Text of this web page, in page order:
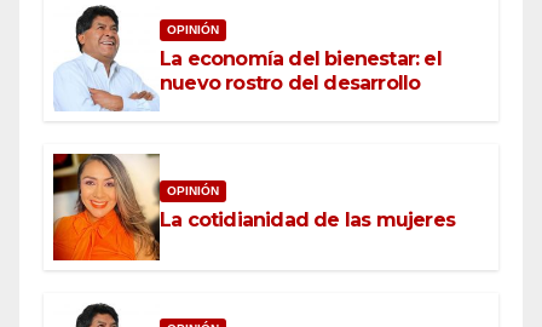
OPINIÓN
La economía del bienestar: el
nuevo rostro del desarrollo
OPINIÓN
La cotidianidad de las mujeres